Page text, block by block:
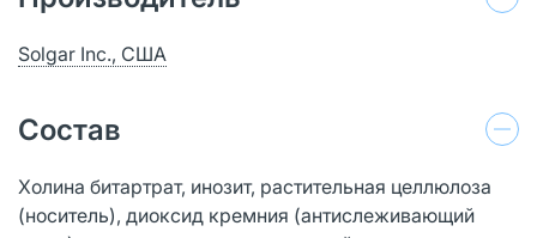
Solgar Inc., США
Состав
Холина битартрат, инозит, растительная целлюлоза
(носитель), диоксид кремния (антислеживающий